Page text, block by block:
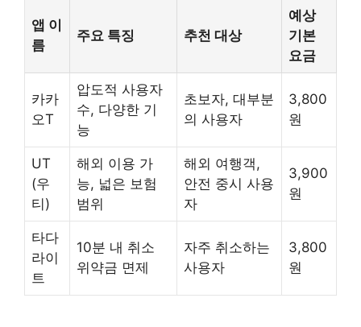
앱 이
름
주요 특징 추천 대상
예상
기본
요금
카카
오T
압도적 사용자
수, 다양한 기
능
초보자, 대부분
의 사용자
3,800
원
UT
(우
티)
해외 이용 가
능, 넓은 보험
범위
해외 여행객,
안전 중시 사용
자
3,900
원
타다
라이
트
10분 내 취소
위약금 면제
자주 취소하는
사용자
3,800
원